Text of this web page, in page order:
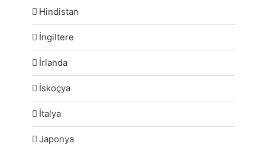
Hindistan
İngiltere
İrlanda
İskoçya
İtalya
Japonya